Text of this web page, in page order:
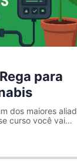
para
dos maiores
curso você vai